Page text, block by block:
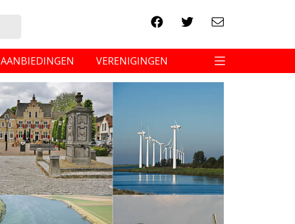
AANBIEDINGEN VERENIGINGEN